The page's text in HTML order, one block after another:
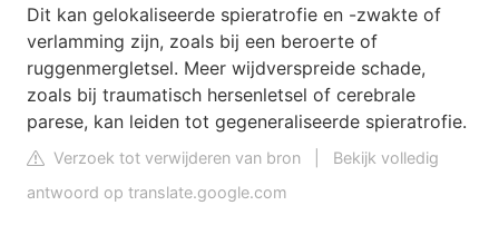
Dit kan gelokaliseerde spieratrofie en -zwakte of
verlamming zijn, zoals bij een beroerte of
ruggenmergletsel. Meer wijdverspreide schade,
zoals bij traumatisch hersenletsel of cerebrale
parese, kan leiden tot gegeneraliseerde spieratrofie.
Verzoek tot verwijderen van bron
Bekijk volledig
antwoord op translate.google.com